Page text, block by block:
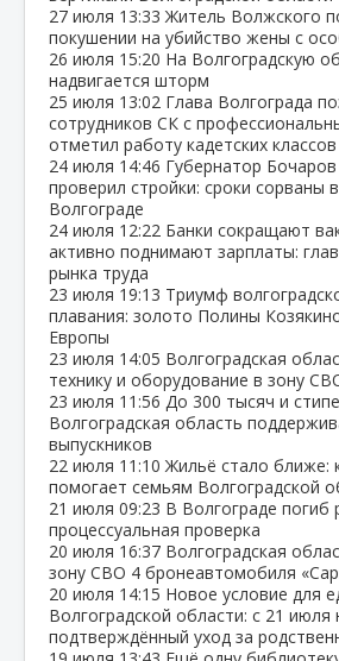
27 июля 13:33 Житель Волжского
покушении на убийство жены с
26 июля 15:20 На Волгоградскую
надвигается шторм
25 июля 13:02 Глава Волгограда
сотрудников СК с
отметил работу кадетских классов
24 июля 14:46 Губернатор
проверил стройки: сроки сорваны
Волгограде
24 июля 12:22 Банки сокращают
активно поднимают зарплаты:
рынка труда
23 июля 19:13 Триумф
плавания: золото Полины
Европы
23 июля 14:05 Волгоградская
технику и оборудование в зону
23 июля 11:56 До 300 тысяч и
Волгоградская область
выпускников
22 июля 11:10 Жильё стало ближе:
помогает семьям Волгоградской
21 июля 09:23 В Волгограде погиб
процессуальная проверка
20 июля 16:37 Волгоградская
зону СВО 4 бронеавтомобиля
20 июля 14:15 Новое условие для
Волгоградской области: с 21 июля
подтверждённый уход за